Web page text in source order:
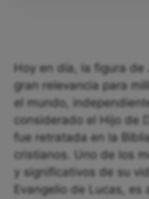
Hoy en día, la figura
gran relevancia para
el mundo,
considerado el Hijo de
fue retratada en la
cristianos. Uno de los
y significativos de su
Evangelio de Lucas,